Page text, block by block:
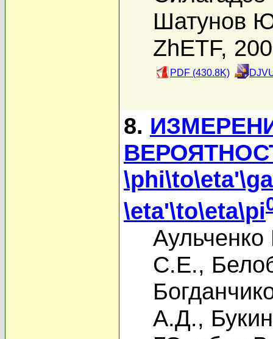
Шатунов
ZhETF,
PDF (430.8K)
8.
\eta'\to\eta\pi
С.Е.,
А.Д.,